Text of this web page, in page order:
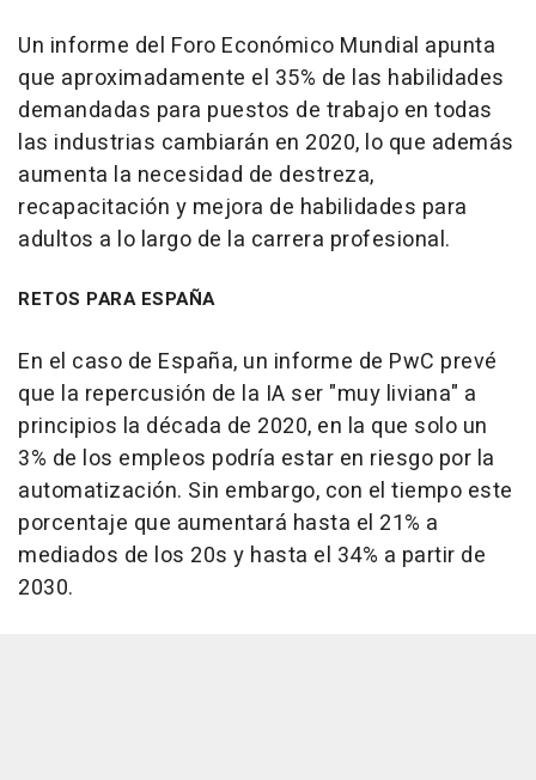
Un informe del Foro Económico Mundial apunta
que aproximadamente el 35% de las habilidades
demandadas para puestos de trabajo en todas
las industrias cambiarán en 2020, lo que además
aumenta la necesidad de destreza,
recapacitación y mejora de habilidades para
adultos a lo largo de la carrera profesional.
RETOS PARA ESPAÑA
En el caso de España, un informe de PwC prevé
que la repercusión de la IA ser "muy liviana" a
principios la década de 2020, en la que solo un
3% de los empleos podría estar en riesgo por la
automatización. Sin embargo, con el tiempo este
porcentaje que aumentará hasta el 21% a
mediados de los 20s y hasta el 34% a partir de
2030.